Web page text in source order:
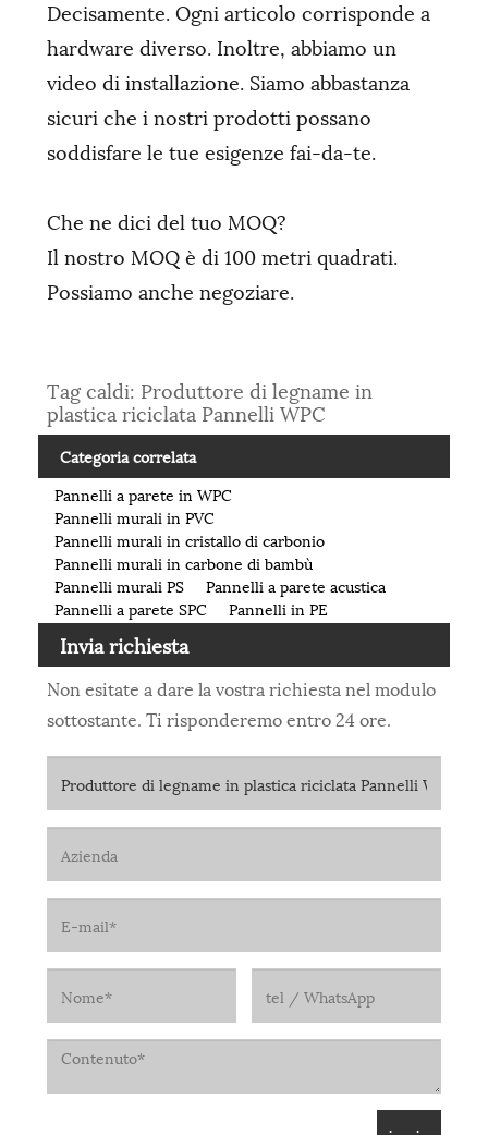
Decisamente. Ogni articolo corrisponde a
hardware diverso. Inoltre, abbiamo un
video di installazione. Siamo abbastanza
sicuri che i nostri prodotti possano
soddisfare le tue esigenze fai-da-te.
Che ne dici del tuo MOQ?
Il nostro MOQ è di 100 metri quadrati.
Possiamo anche negoziare.
Tag caldi: Produttore di legname in
plastica riciclata Pannelli WPC
Categoria correlata
Pannelli a parete in WPC
Pannelli murali in PVC
Pannelli murali in cristallo di carbonio
Pannelli murali in carbone di bambù
Pannelli murali PS
Pannelli a parete acustica
Pannelli a parete SPC
Pannelli in PE
Invia richiesta
Non esitate a dare la vostra richiesta nel modulo
sottostante. Ti risponderemo entro 24 ore.